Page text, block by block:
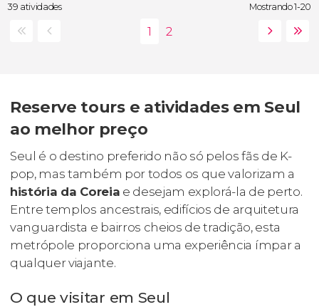
39 atividades Mostrando 1-20
Reserve tours e atividades em Seul
ao melhor preço
Seul é o destino preferido não só pelos fãs de K-
pop, mas também por todos os que valorizam a
história da Coreia e desejam explorá-la de perto.
Entre templos ancestrais, edifícios de arquitetura
vanguardista e bairros cheios de tradição, esta
metrópole proporciona uma experiência ímpar a
qualquer viajante.
O que visitar em Seul